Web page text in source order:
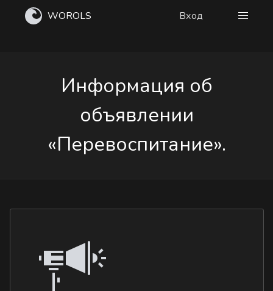
WOROLS Вход
Информация об
объявлении
«Перевоспитание».